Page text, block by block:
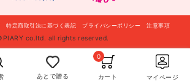
あとで贈る カート
0
マイページ
このギフトを贈る
特定商取引法に基づく表記 プライバシーポリシー 注意事項
co.ltd. all rights reserved.